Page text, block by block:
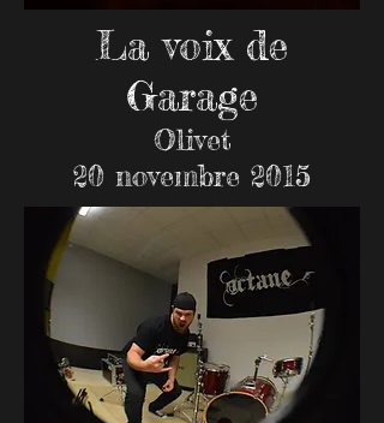
La voix de
Garage
Olivet
20 novembre 2015